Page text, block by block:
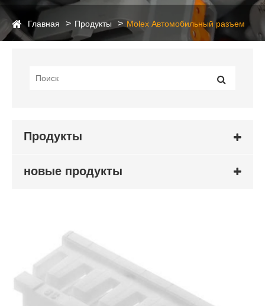
Главная Продукты Molex Автомобильный разъем
Продукты
новые продукты